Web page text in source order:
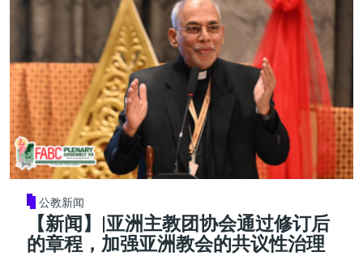
公教新闻
【新闻】|亚洲主教团协会通过修订后
的章程，加强亚洲教会的共议性治理